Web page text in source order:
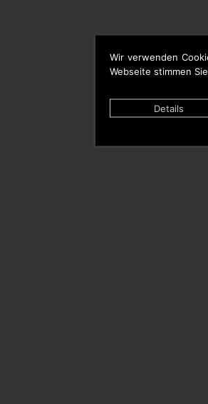
Wir verwenden
Webseite stimmen
Details